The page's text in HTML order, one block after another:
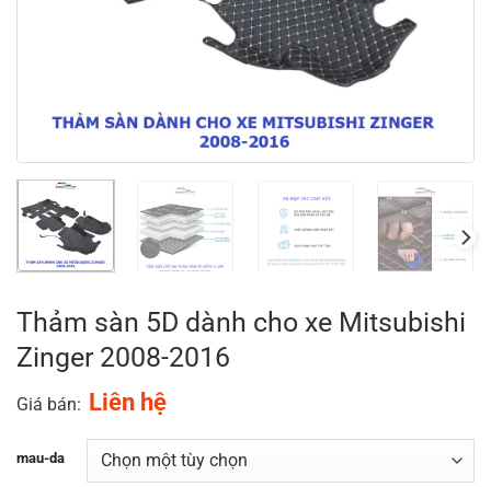
Thảm sàn 5D dành cho xe Mitsubishi
Zinger 2008-2016
Giá bán: Liên hệ
mau-da